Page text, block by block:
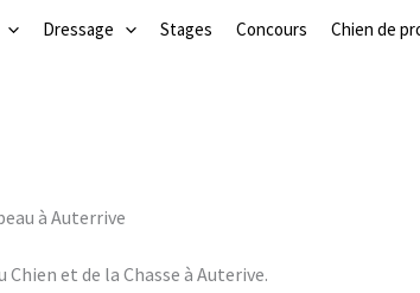
Dressage Stages Concours Chien de
à Auterrive
et de la Chasse à Auterive.